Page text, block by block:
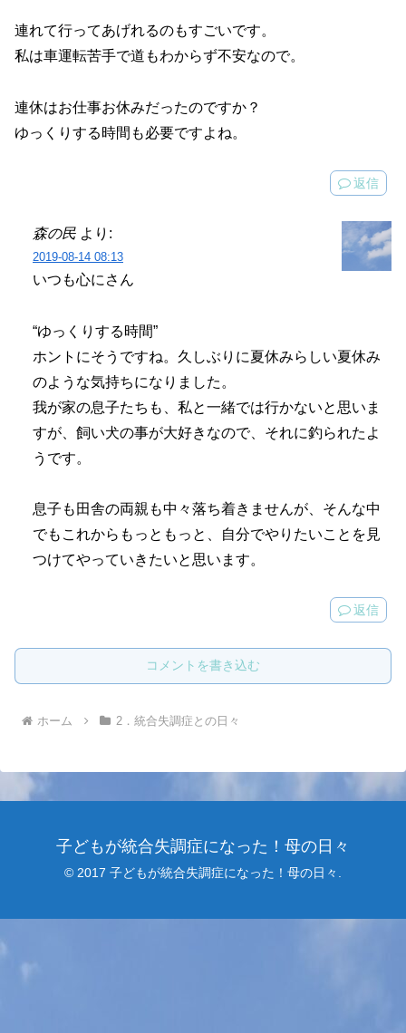
連れて行ってあげれるのもすごいです。
私は車運転苦手で道もわからず不安なので。
連休はお仕事お休みだったのですか？
ゆっくりする時間も必要ですよね。
返信
森の民 より:
2019-08-14 08:13
いつも心にさん
“ゆっくりする時間”
ホントにそうですね。久しぶりに夏休みらしい夏休み
のような気持ちになりました。
我が家の息子たちも、私と一緒では行かないと思いま
すが、飼い犬の事が大好きなので、それに釣られたよ
うです。
息子も田舎の両親も中々落ち着きませんが、そんな中
でもこれからもっともっと、自分でやりたいことを見
つけてやっていきたいと思います。
返信
コメントを書き込む
ホーム 2．統合失調症との日々
子どもが統合失調症になった！母の日々
© 2017 子どもが統合失調症になった！母の日々.